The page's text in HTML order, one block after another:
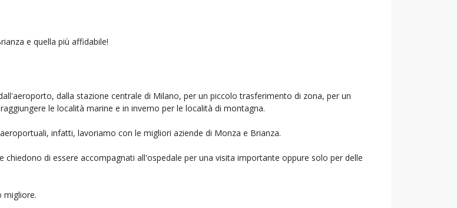
e quella più affidabile!
dalla stazione centrale di Milano, per un piccolo trasferimento di zona, per un
le località marine e in inverno per le località di montagna.
infatti, lavoriamo con le migliori aziende di Monza e Brianza.
di essere accompagnati all'ospedale per una visita importante oppure solo per delle
migliore.